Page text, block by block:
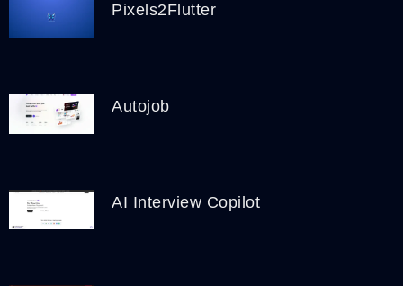
Pixels2Flutter
Autojob
AI Interview Copilot